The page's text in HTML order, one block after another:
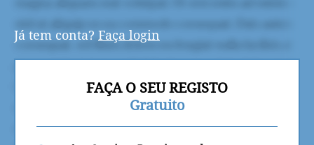
Já tem conta? Faça login
FAÇA O SEU REGISTO
Gratuito